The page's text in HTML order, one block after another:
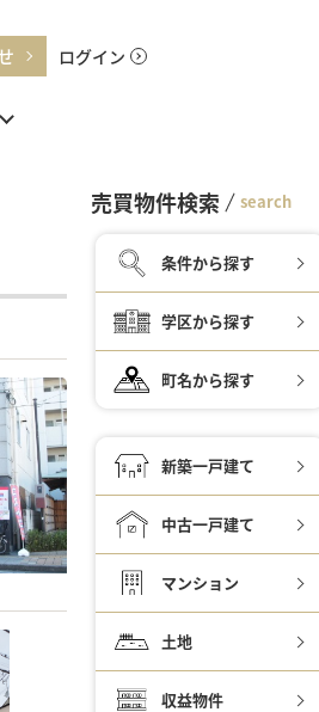
ログイン
売買物件検索 search
条件から探す
学区から探す
町名から探す
新築一戸建て
中古一戸建て
マンション
土地
収益物件